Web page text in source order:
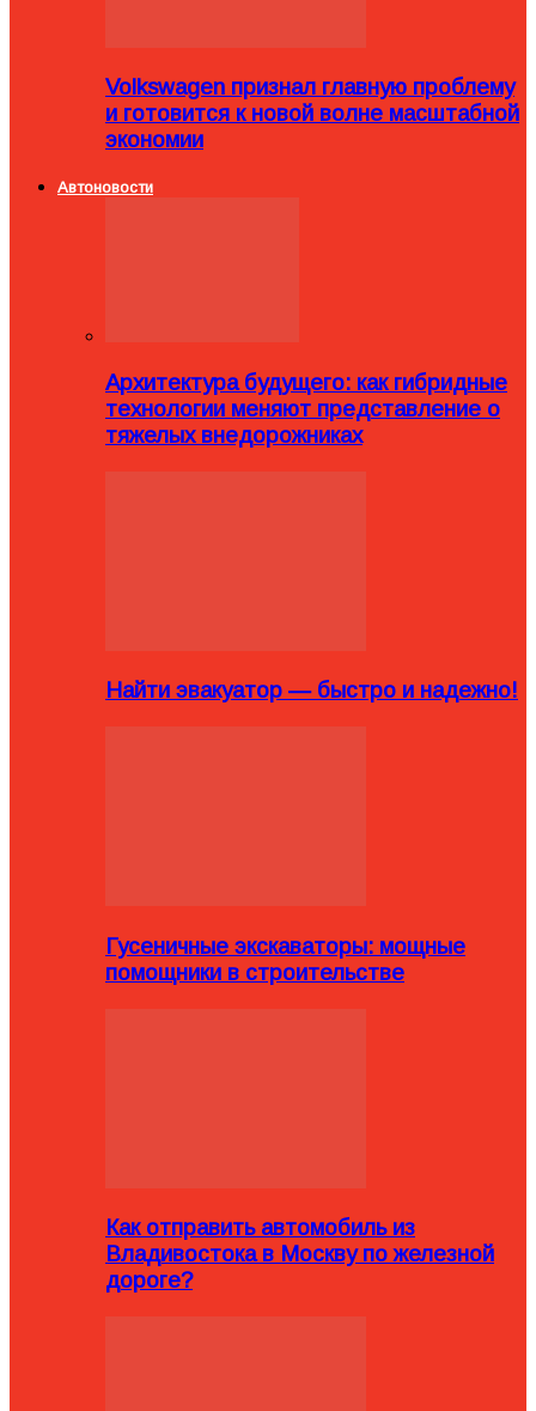
Volkswagen признал главную проблему
и готовится к новой волне масштабной
экономии
Автоновости
Архитектура будущего: как гибридные
технологии меняют представление о
тяжелых внедорожниках
Найти эвакуатор — быстро и надежно!
Гусеничные экскаваторы: мощные
помощники в строительстве
Как отправить автомобиль из
Владивостока в Москву по железной
дороге?